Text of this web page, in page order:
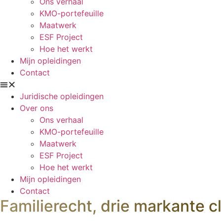
KMO-portefeuille
Maatwerk
ESF Project
Hoe het werkt
Mijn opleidingen
Contact
Juridische opleidingen
Over ons
Ons verhaal
KMO-portefeuille
Maatwerk
ESF Project
Hoe het werkt
Mijn opleidingen
Contact
Familierecht, drie markante